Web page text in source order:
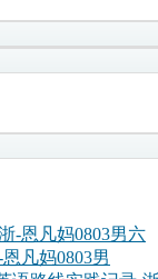
-恩凡妈0803男六
凡妈0803男